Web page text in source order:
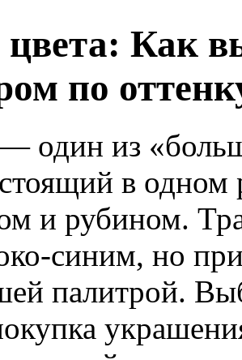
Как
по
один из
в одном
и рубином.
синим, но
палитрой.